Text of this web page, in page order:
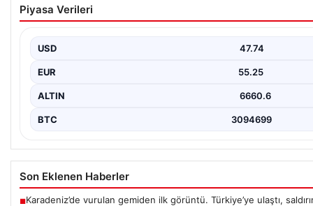
Dijital çağında bireylerin kaliteli bir şekilde iletişim oluşturması
Piyasa Verileri
USD 47.74
EUR 55.25
ALTIN 6660.6
BTC 3094699
Son Eklenen Haberler
■Karadeniz’de vurulan gemiden ilk görüntü. Türkiye’ye ulaştı,